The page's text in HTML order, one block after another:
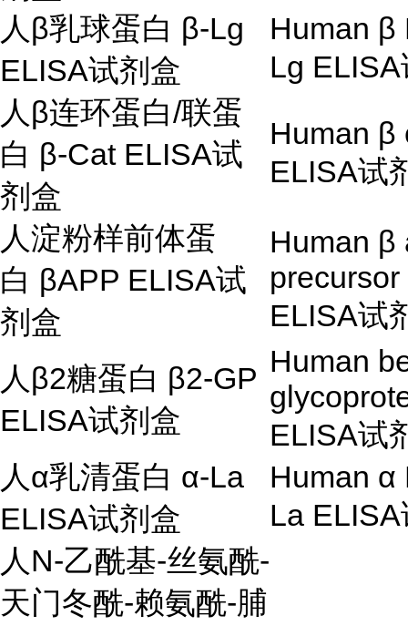
人 β乳球蛋白 β-Lg
ELISA试剂盒
Human β
Lg ELISA
人 β连环蛋白/联蛋
白 β-Cat ELISA试
剂盒
Human β
ELISA试
人淀粉样前体蛋
白 βAPP ELISA试
剂盒
Human β
ELISA试
人 β2糖蛋白 β2-GP
ELISA试剂盒
Human
ELISA试
人α乳清蛋白 α-La
ELISA试剂盒
Human α
La
人 N-乙酰基-丝氨酰-
天门冬酰-赖氨酰-脯